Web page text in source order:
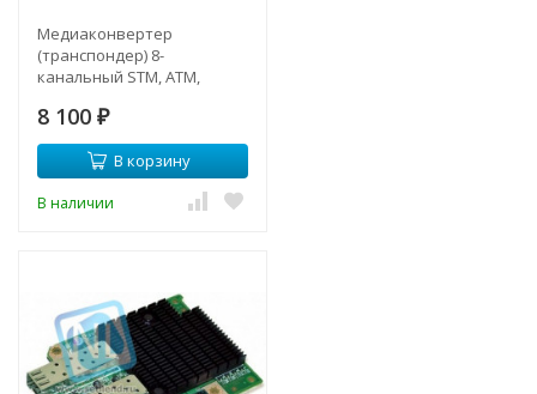
Медиаконвертер
(транспондер) 8-
канальный STM, ATM,
8 100 ₽
В корзину
В наличии